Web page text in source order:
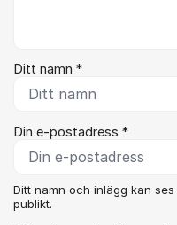
Ditt namn *
Din e-postadress *
Ditt namn och inlägg kan
publikt.